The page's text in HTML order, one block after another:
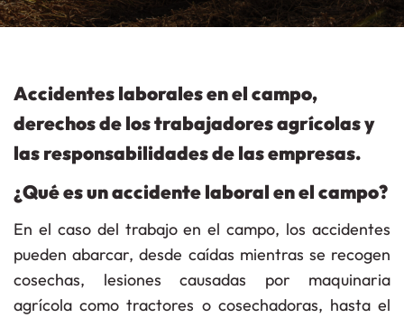
Accidentes laborales en el campo,
derechos de los trabajadores agrícolas y
las responsabilidades de las empresas.
¿Qué es un accidente laboral en el campo?
En el caso del trabajo en el campo, los accidentes
pueden abarcar, desde caídas mientras se recogen
cosechas, lesiones causadas por maquinaria
agrícola como tractores o cosechadoras, hasta el